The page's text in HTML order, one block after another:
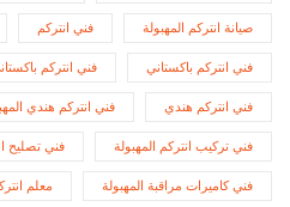
صيانة انتركم المهبولة فني انتركم
فني انتركم باكستاني فني انتركم
فني انتركم هندي فني انتركم هندي
فني تركيب انتركم المهبولة فني تصليح
فني كاميرات مراقبة المهبولة معلم